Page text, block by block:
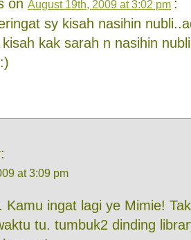
on August 19th, 2009 at 3:02 pm :
sy kisah nasihin
kak sarah n nasihin
at 3:09 pm
Kamu ingat lagi ye Mimie!
tu. tumbuk2 dinding